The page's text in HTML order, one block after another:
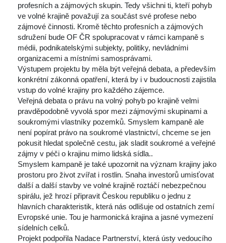
profesních a zájmových skupin. Tedy všichni ti, kteří pohyb
ve volné krajině považují za součást své profese nebo
zájmové činnosti. Kromě těchto profesních a zájmových
družení bude OF ČR spolupracovat v rámci kampaně s
médii, podnikatelskými subjekty, politiky, nevládními
organizacemi a místními samosprávami.
Výstupem projektu by měla být veřejná debata, a především
konkrétní zákonná opatření, která by i v budoucnosti zajistila
vstup do volné krajiny pro každého zájemce.
Veřejná debata o právu na volný pohyb po krajině velmi
pravděpodobně vyvolá spor mezi zájmovými skupinami a
oukromými vlastníky pozemků. Smyslem kampaně ale
není popírat právo na soukromé vlastnictví, chceme se jen
pokusit hledat společně cestu, jak sladit soukromé a veřejné
zájmy v péči o krajinu mimo lidská sídla..
Smyslem kampaně je také upozornit na význam krajiny jako
prostoru pro život zvířat i rostlin. Snaha investorů umisťovat
další a další stavby ve volné krajině roztáčí nebezpečnou
pirálu, jež hrozí připravit Českou republiku o jednu z
hlavních charakteristik, která nás odlišuje od ostatních zemí
Evropské unie. Tou je harmonická krajina a jasné vymezení
ídelních celků.
Projekt podpořila Nadace Partnerství, která ústy vedoucího